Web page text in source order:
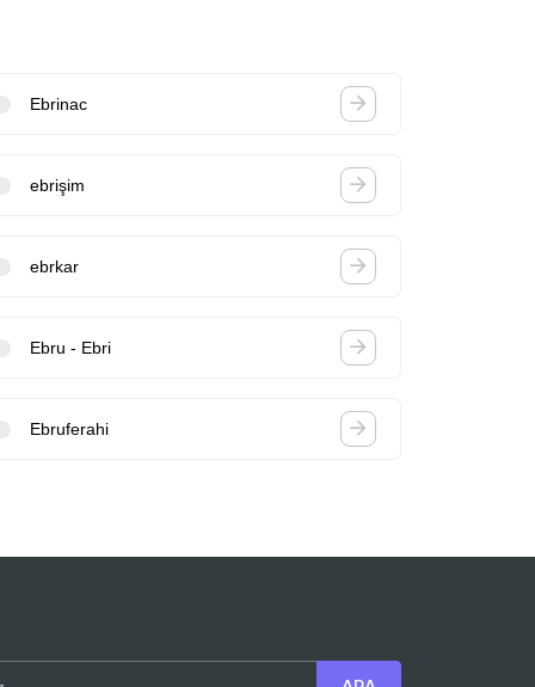
Ebrinac
ebrişim
ebrkar
Ebru - Ebri
Ebruferahi